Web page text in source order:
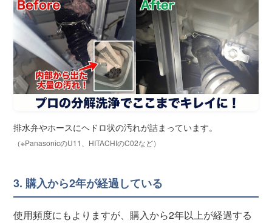
排水弁やホースにヘドロ状の汚れが詰まっています。
（※PanasonicのU11、HITACHIのC02など）
3. 購入から2年が経過している
使用頻度にもよりますが、購入から2年以上が経過する